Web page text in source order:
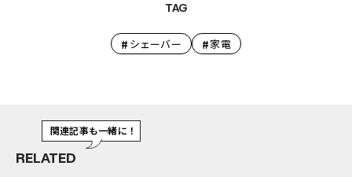
TAG
# シェーバー #家電
RELATED
関連記事も一緒に！